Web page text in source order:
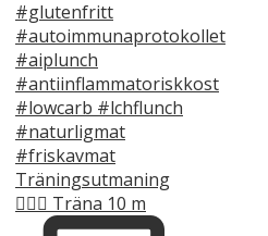
Träningsutmaning
🏋️‍♀️💪 Träna 10 m